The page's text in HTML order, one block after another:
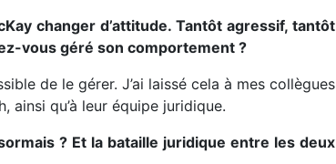
changer d’attitude. Tantôt agressif, tantôt
vous géré son comportement ?
de le gérer. J’ai laissé cela à mes collègues
ainsi qu’à leur équipe juridique.
? Et la bataille juridique entre les deux